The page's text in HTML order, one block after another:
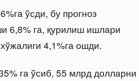
ўсди, бу прогноз
6,8% га, қурилиш ишлари
4,1%га ошди.
га ўсиб, 55 млрд долларни